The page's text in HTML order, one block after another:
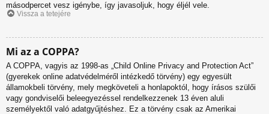
másodpercet vesz igénybe, így javasoljuk, hogy éljél vele.
Vissza a tetejére
Mi az a COPPA?
A COPPA, vagyis az 1998-as „Child Online Privacy and Protection Act”
(gyerekek online adatvédelméről intézkedő törvény) egy egyesült
államokbeli törvény, mely megköveteli a honlapoktól, hogy írásos szülői
vagy gondviselői beleegyezéssel rendelkezzenek 13 éven aluli
személyektől való adatgyűjtéshez. Ez a törvény csak az Amerikai